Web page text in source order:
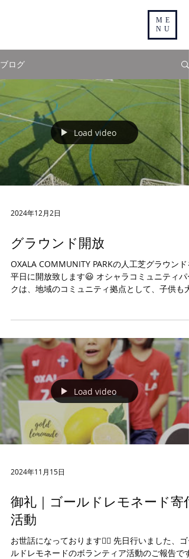
ME
NU
ブログ
Load video
2024年12月2日
グラウンド開放
OXALA COMMUNITY PARKの人工芝グラウンド
平日に開放致します😃 オシャラコミュニティパ
クは、地域のコミュニティ拠点として、子供も大
Load video
2024年11月15日
御礼｜ゴールドレモネード寄付
活動
お世話になっております🙇‍♂️ 先日行いました、ゴ
ルドレモネードのボランティア活動のご報告です